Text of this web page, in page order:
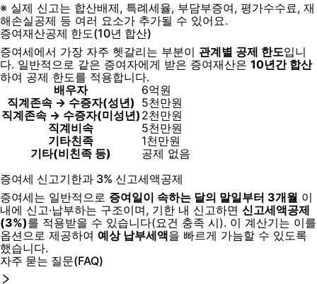
※ 실제 신고는 합산배제, 특례세율, 부담부증여, 평가수수료, 재
해손실공제 등 여러 요소가 추가될 수 있어요.
증여재산공제 한도(10년 합산)
증여세에서 가장 자주 헷갈리는 부분이 관계별 공제 한도입니
다. 일반적으로 같은 증여자에게 받은 증여재산은 10년간 합산
하여 공제 한도를 적용합니다.
배우자
6억원
직계존속 → 수증자(성년) 5천만원
직계존속 → 수증자(미성년) 2천만원
직계비속
5천만원
기타친족
1천만원
기타(비친족 등)
공제 없음
증여세 신고기한과 3% 신고세액공제
증여세는 일반적으로 증여일이 속하는 달의 말일부터 3개월 이
내에 신고·납부하는 구조이며, 기한 내 신고하면 신고세액공제
(3%)를 적용받을 수 있습니다(요건 충족 시). 이 계산기는 이를
옵션으로 제공하여 예상 납부세액을 빠르게 가늠할 수 있도록
했습니다.
자주 묻는 질문(FAQ)